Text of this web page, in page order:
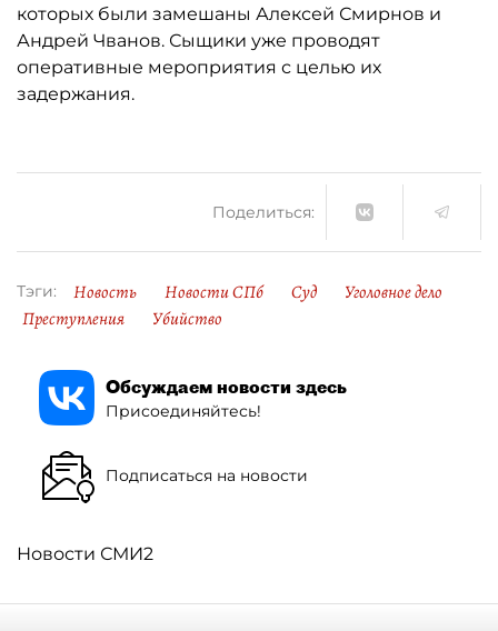
которых были замешаны Алексей Смирнов и
Андрей Чванов. Сыщики уже проводят
оперативные мероприятия с целью их
задержания.
Поделиться:
Тэги: Новость Новости СПб Суд
Уголовное дело
Преступления
Убийство
Обсуждаем новости здесь
Присоединяйтесь!
Подписаться на новости
Новости СМИ2